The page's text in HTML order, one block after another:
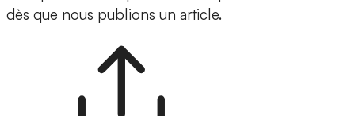
dès que nous publions un article.